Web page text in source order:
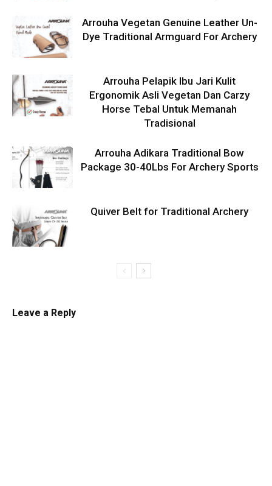
Arrouha Vegetan Genuine Leather Un-
Dye Traditional Armguard For Archery
Arrouha Pelapik Ibu Jari Kulit
Ergonomik Asli Vegetan Dan Carzy
Horse Tebal Untuk Memanah
Tradisional
Arrouha Adikara Traditional Bow
Package 30-40Lbs For Archery Sports
Quiver Belt for Traditional Archery
Leave a Reply